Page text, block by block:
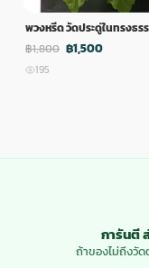
พวงหรีด วัดประดู่ในทรงธร
฿1,800 ฿1,500
195
การันตี
ถ้าของไม่ถึงวั